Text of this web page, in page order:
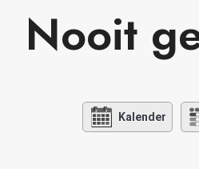
Nooit
Kalender